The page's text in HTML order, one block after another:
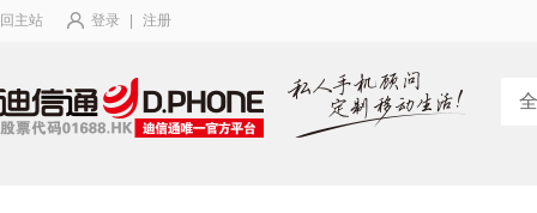
回主站 登录 注册